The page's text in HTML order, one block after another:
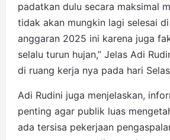
padatkan dulu secara maksimal
tidak akan mungkin lagi selesai
anggaran 2025 ini karena juga
selalu turun hujan,” Jelas Adi
di ruang kerja nya pada hari
Adi Rudini juga menjelaskan,
penting agar publik luas
ada tersisa pekerjaan